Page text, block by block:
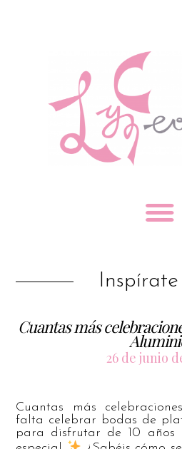
Inspírate
Cuantas más
26 de junio
Cuantas más
falta celebrar bodas de
para disfrutar de 10 años